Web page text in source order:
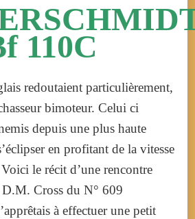
110C
redoutaient particulièrement,
bimoteur. Celui ci
depuis une plus haute
en profitant de la vitesse
le récit d’une rencontre
Cross du N° 609
à effectuer une petit